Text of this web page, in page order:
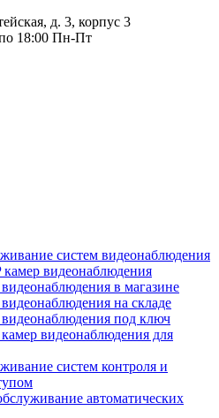
д. 3, корпус 3
18:00 Пн-Пт
систем видеонаблюдения
видеонаблюдения
в магазине
на складе
видеонаблюдения под ключ
видеонаблюдения для
систем контроля и
автоматических